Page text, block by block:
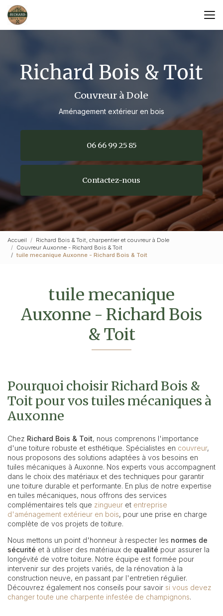
Aller
au
contenu
Couvreur à Dole
Aménagement extérieur en bois
06 66 99 25 85
Contactez-nous
Accueil
Richard Bois & Toit, charpentier et couvreur à Dole
Couvreur Auxonne - Richard Bois & Toit
tuile mecanique Auxonne - Richard Bois & Toit
tuile mecanique
Auxonne - Richard Bois
& Toit
Pourquoi choisir Richard Bois &
Toit pour vos tuiles mécaniques à
Auxonne
Chez Richard Bois & Toit, nous comprenons l'importance
d'une toiture robuste et esthétique. Spécialistes en couvreur,
nous proposons des solutions adaptées à vos besoins en
tuiles mécaniques à Auxonne. Nos experts vous accompagnent
dans le choix des matériaux et des techniques pour garantir
une toiture durable et performante. En plus de notre expertise
en tuiles mécaniques, nous offrons des services
complémentaires tels que zingueur et entreprise
d'aménagement extérieur en bois, pour une prise en charge
complète de vos projets de toiture.
Nous mettons un point d'honneur à respecter les normes de
sécurité et à utiliser des matériaux de qualité pour assurer la
longévité de votre toiture. Notre équipe est formée pour
intervenir sur des projets variés, de la rénovation à la
construction neuve, en passant par l'entretien régulier.
Découvrez également nos conseils pour savoir si vous devez
changer toute une charpente infestée de champignons.